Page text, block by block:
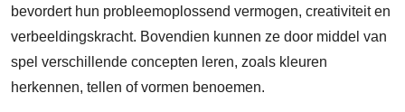
bevordert hun probleemoplossend vermogen, creativiteit en
verbeeldingskracht. Bovendien kunnen ze door middel van
spel verschillende concepten leren, zoals kleuren
herkennen, tellen of vormen benoemen.